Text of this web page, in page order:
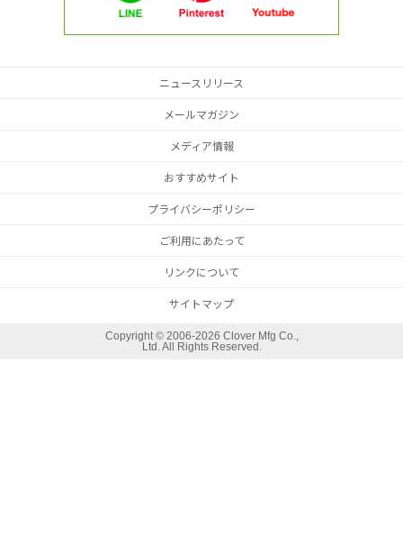
ニュースリリース
メールマガジン
メディア情報
おすすめサイト
プライバシーポリシー
ご利用にあたって
リンクについて
サイトマップ
Copyright © 2006-2026 Clover Mfg Co.,
Ltd. All Rights Reserved.